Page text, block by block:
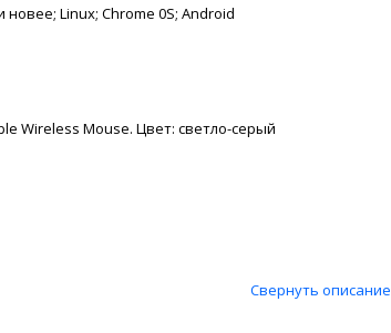
Linux; Chrome 0S; Android
Wireless Mouse. Цвет: светло-серый
Свернуть описание